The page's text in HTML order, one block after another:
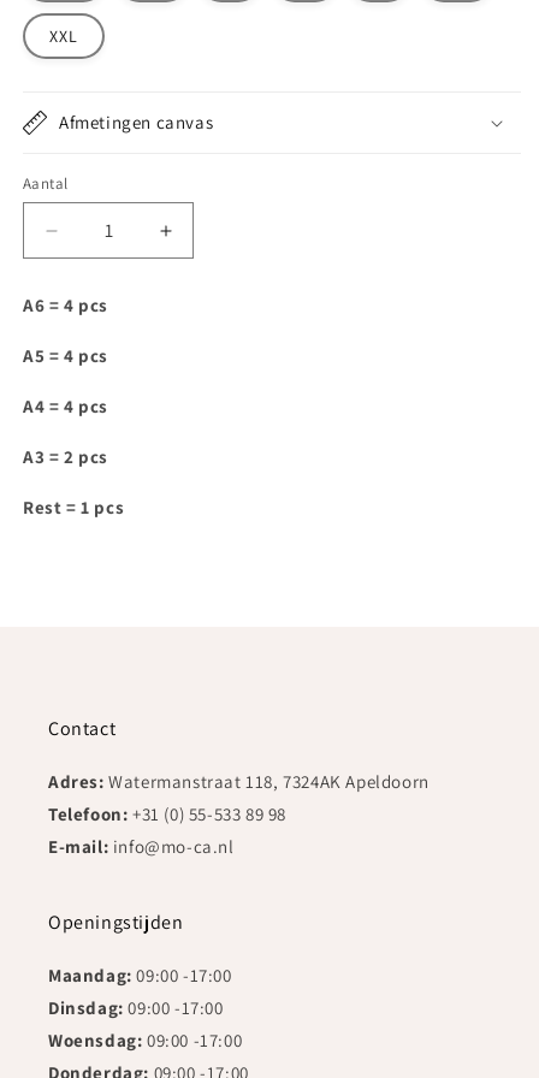
XXL
Afmetingen canvas
Aantal
Aantal
verlagen
D128
Aantal
verhogen
A6 = 4 pcs
A5 = 4 pcs
A4 = 4 pcs
A3 = 2 pcs
Rest = 1 pcs
Contact
Adres:Watermanstraat 118, 7324AK Apeldoorn
Telefoon: +31 (0) 55-533 89 98
E-mail: info@mo-ca.nl
Openingstijden
Maandag: 09:00 -17:00
Dinsdag:09:00 -17:00
Woensdag: 09:00 -17:00
Donderdag: 09:00 -17:00